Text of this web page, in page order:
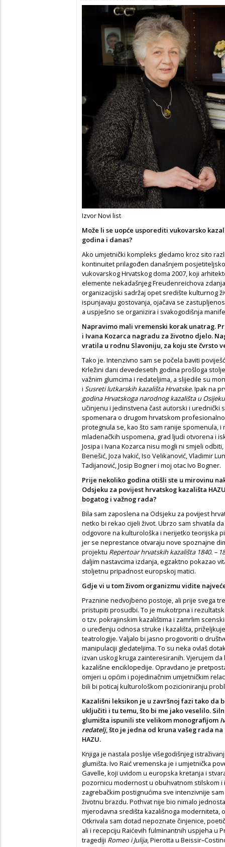
Izvor Novi list
Može li se uopće usporediti vukovarsko
godina i danas?
Ako umjetnički kompleks gledamo kroz sito
kontinuitet prilagođen današnjem
vukovarskog Hrvatskog doma 2007, koji
elemente nekadašnjeg Freudenreichova
organizacijski sadržaj opet središte kulturnog
ispunjavaju gostovanja, ojačava se
a uspješno se organizira i svakogodišnja
Napravimo mali vremenski korak unatrag.
i Ivana Kozarca nagradu za životno djelo.
vratila u rodnu Slavoniju, za koju ste čvrsto
Tako je. Intenzivno sam se počela baviti
Krležini dani devedesetih godina prošloga
važnim glumcima i redateljima, a slijedile su
i Susreti lutkarskih kazališta Hrvatske. Ipak na
godina Hrvatskoga narodnog kazališta u
učinjenu i jedinstvena čast autorski i urednički
spomenara o drugom hrvatskom
protegnula se, kao što sam ranije spomenula,
mladenačkih uspomena, grad ljudi otvorena i
Josipa i Ivana Kozarca nisu mogli ni smjeli
Benešić, Joza Ivakić, Iso Velikanović, Vladimir
Tadijanović, Josip Bogner i moj otac Ivo Bogner.
Prije nekoliko godina otišli ste u mirovinu
Odsjeku za povijest hrvatskog kazališta
bogatog i važnog rada?
Bila sam zaposlena na Odsjeku za povijest
netko bi rekao cijeli život. Ubrzo sam shvatila
odgovore na kulturološka i nerijetko teorijska
jer se neprestance otvaraju nove spoznajne
projektu Repertoar hrvatskih kazališta 1840. –
daljim nastavcima izdanja, egzaktno pokazao
stoljetnu pripadnost europskoj matici.
Gdje vi u tom živom organizmu vidite
Praznine nedvojbeno postoje, ali prije svega
pristupiti prosudbi. To je mukotrpna i
o tzv. pokrajinskim kazalištima i zamrlim
o uređenju odnosa struke i kazališta,
teatrologije. Valjalo bi jasno progovoriti o
manipulaciji gledateljima. To su neka ovlaš
izvan uskog kruga zainteresiranih. Vjerujem
kazališne enciklopedije. Opravdano je
omjeri u općim i pojedinačnim umjetničkim
bili bi poticaj kulturološkom pozicioniranju
Kazališni leksikon je u završnoj fazi tako da
uključiti i tu temu, što bi me jako veselilo.
glumišta ispunili ste velikom monografijom
redatelj, što je jedna od kruna vašeg rada
HAZU.
Knjiga je nastala poslije višegodišnjeg
glumišta. Ivo Raić vremenska je i umjetnička
Gavelle, koji uvidom u europska kretanja i
pozornicu modernost u obuhvatnom stilskom i
zagrebačkim postignućima sve intenzivnije
životnu brazdu. Pothvat nije bio nimalo
mjerodavna središta kazališnoga moderniteta,
Otkrivala sam dotad nepoznate činjenice,
ali i recepciju Raićevih fulminantnih uspjeha u
tragediji Romeo i Julija, Pierotta u